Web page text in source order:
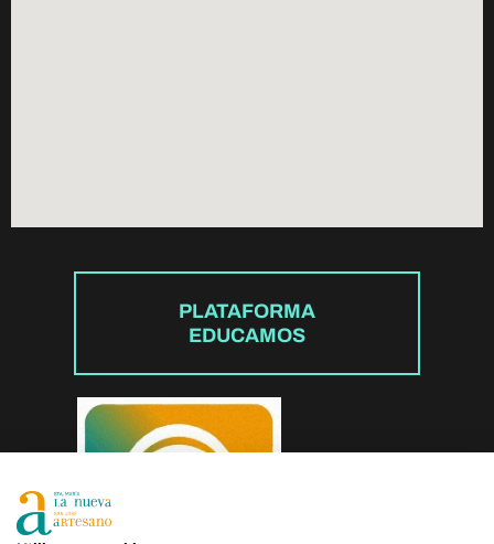
PLATAFORMA
EDUCAMOS